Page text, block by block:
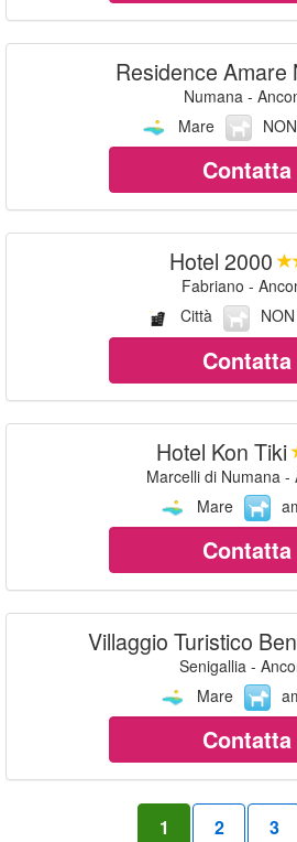
Residence Amare
Numana -
Mare
Contatta
Hotel 2000
Fabriano -
Città
Contatta
Hotel Kon Tiki
Marcelli di Numana -
Mare
Contatta
Villaggio Turistico
Senigallia -
Mare
Contatta
1 2 3